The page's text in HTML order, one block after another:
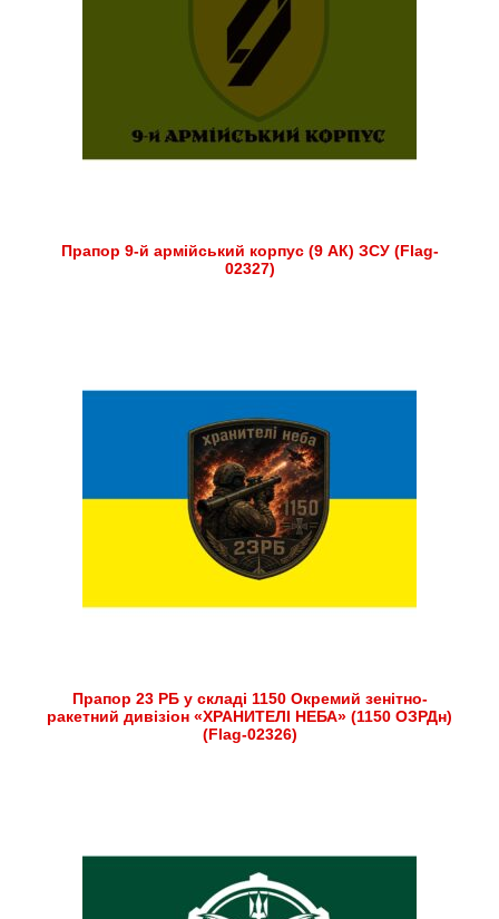
Прапор 9-й армійський корпус (9 АК) ЗСУ (Flag-
02327)
Прапор 23 РБ у складі 1150 Окремий зенітно-
ракетний дивізіон «ХРАНИТЕЛІ НЕБА» (1150 ОЗРДн)
(Flag-02326)